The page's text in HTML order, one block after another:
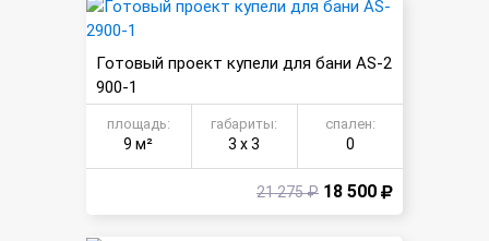
Готовый проект купели для бани AS-2
900-1
площадь:
9 м²
габариты:
3 х 3
спален:
0
21 275 ₽ 18 500